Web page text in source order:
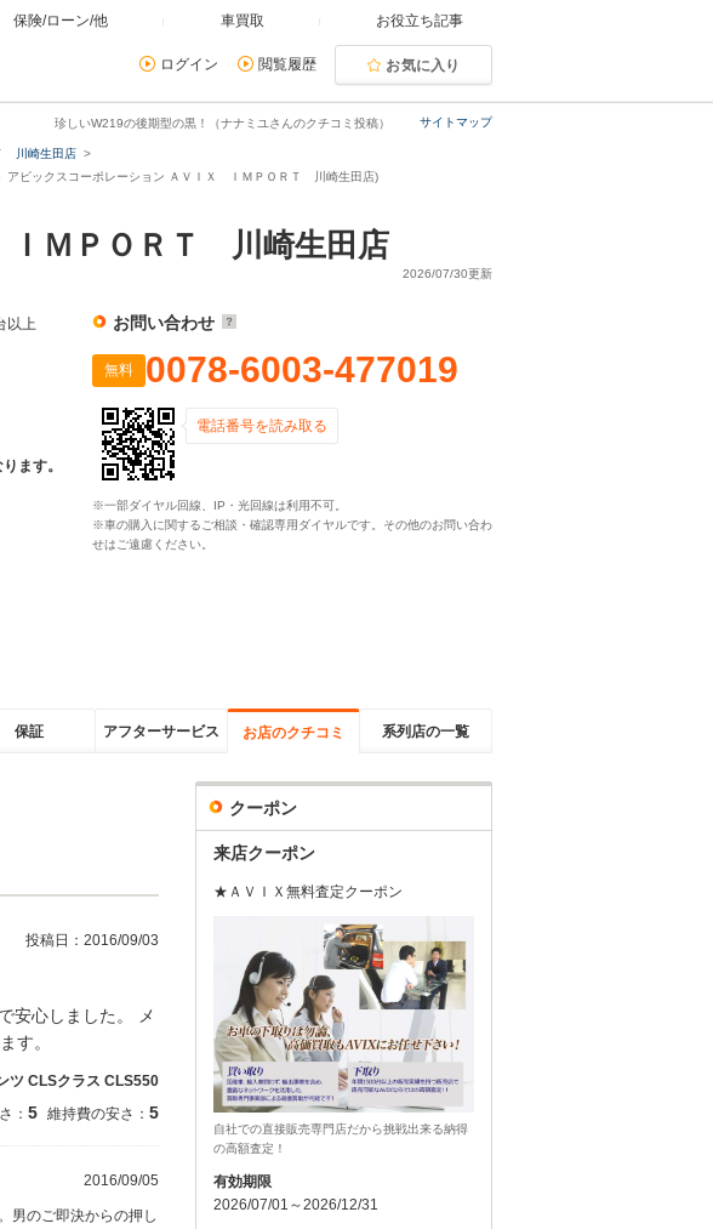
保険/ローン/他 車買取 お役立ち記事
ログイン 閲覧履歴 お気に入り
サイトマップ
珍しいW219の後期型の黒！（ナナミユさんのクチコミ投稿）
川崎生田店
アビックスコーポレーション ＡＶＩＸ ＩＭＰＯＲＴ 川崎生田店)
ＭＰＯＲＴ 川崎生田店
2026/07/30更新
以上
ます。
お問い合わせ
無料 0078-6003-477019
電話番号を読み取る
※一部ダイヤル回線、IP・光回線は利用不可。
※車の購入に関するご相談・確認専用ダイヤルです。その他のお問い合わ
せはご遠慮ください。
保証 アフターサービス お店のクチコミ 系列店の一覧
投稿日： 2016/09/03
安心しました。 メ
す。
ツ CLSクラス CLS550
： 5 維持費の安さ： 5
2016/09/05
男のご即決からの押し
クーポン
来店クーポン
★ＡＶＩＸ無料査定クーポン
自社での直接販売専門店だから挑戦出来る納得
の高額査定！
有効期限
2026/07/01～2026/12/31